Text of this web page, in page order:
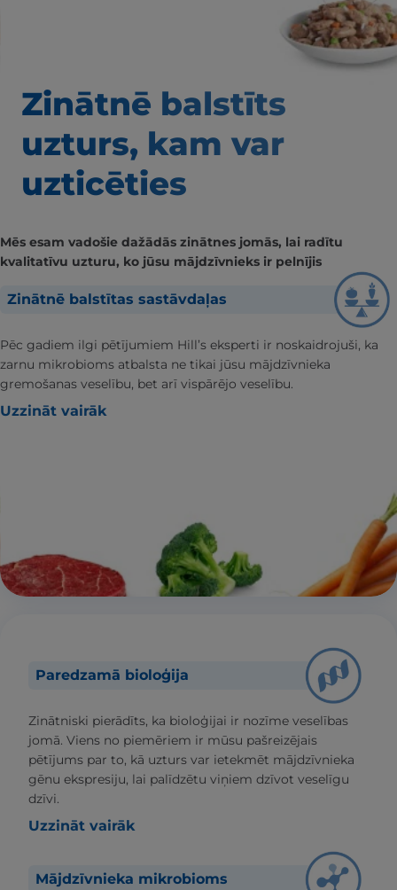
Zinātnē balstīts
uzturs, kam var
uzticēties
Mēs esam vadošie dažādās zinātnes jomās, lai radītu
kvalitatīvu uzturu, ko jūsu mājdzīvnieks ir pelnījis
Zinātnē balstītas sastāvdaļas
Pēc gadiem ilgi pētījumiem Hill’s eksperti ir noskaidrojuši, ka
zarnu mikrobioms atbalsta ne tikai jūsu mājdzīvnieka
gremošanas veselību, bet arī vispārējo veselību.
Uzzināt vairāk
Paredzamā bioloģija
Zinātniski pierādīts, ka bioloģijai ir nozīme veselības
jomā. Viens no piemēriem ir mūsu pašreizējais
pētījums par to, kā uzturs var ietekmēt mājdzīvnieka
gēnu ekspresiju, lai palīdzētu viņiem dzīvot veselīgu
dzīvi.
Uzzināt vairāk
Mājdzīvnieka mikrobioms